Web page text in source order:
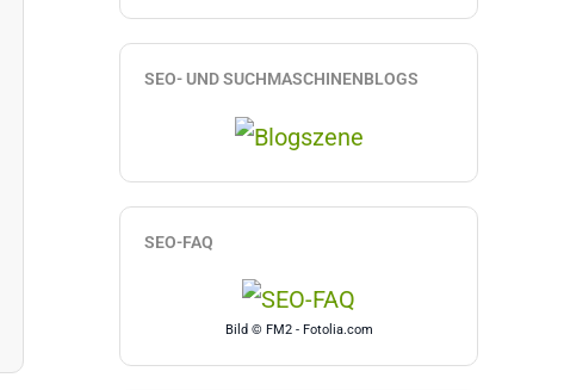
SEO- UND SUCHMASCHINENBLOGS
SEO-FAQ
Bild © FM2 - Fotolia.com